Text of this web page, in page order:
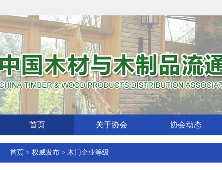
首页 关于协会 协会动态
首页 > 权威发布 > 木门企业等级